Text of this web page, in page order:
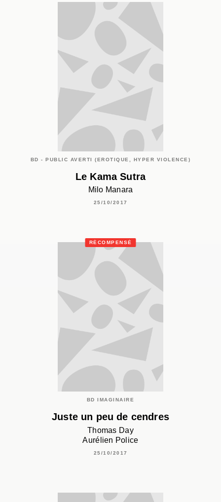
BD - PUBLIC AVERTI (EROTIQUE, HYPER VIOLENCE)
Le Kama Sutra
Milo Manara
25/10/2017
RÉCOMPENSÉ
BD IMAGINAIRE
Juste un peu de cendres
Thomas Day
Aurélien Police
25/10/2017